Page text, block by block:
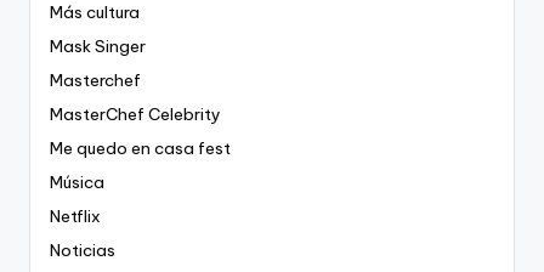
Más cultura
Mask Singer
Masterchef
MasterChef Celebrity
Me quedo en casa fest
Música
Netflix
Noticias